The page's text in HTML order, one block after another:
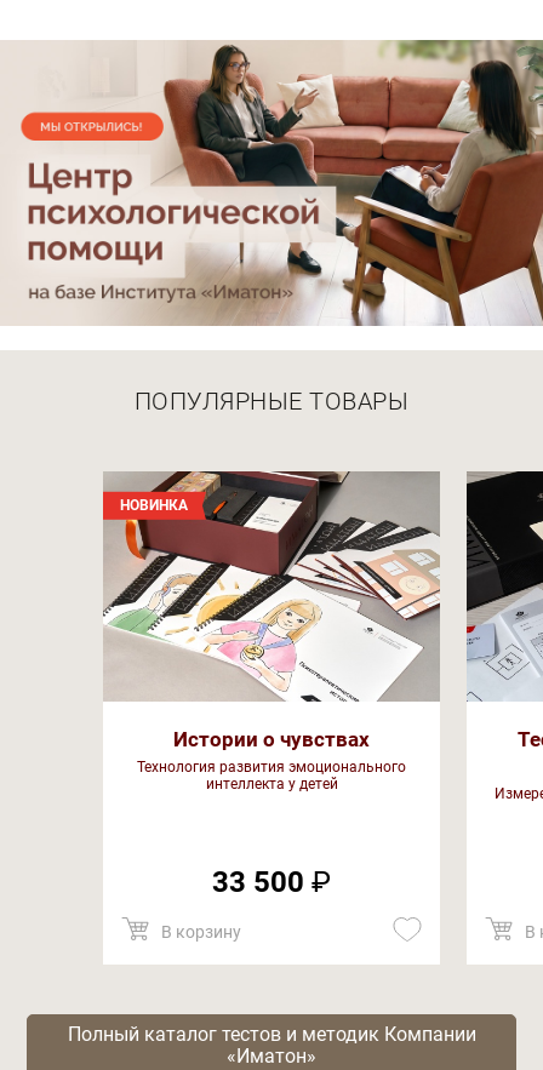
ПОПУЛЯРНЫЕ ТОВАРЫ
НОВИНКА
Истории о чувствах
Технология развития эмоционального
интеллекта у детей
33 500 ₽
В корзину В
Полный каталог тестов и методик Компании
«Иматон»